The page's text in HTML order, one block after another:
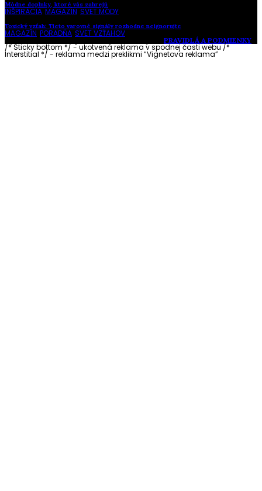
Módne doplnky, ktoré vás zahrejú
INŠPIRÁCIA MAGAZÍN SVET MÓDY
Toxický vzťah: Tieto varovné signály rozhodne neignorujte
MAGAZÍN PORADŇA SVET VZŤAHOV
PRAVIDLÁ A PODMIENKY
/* Sticky bottom */ - ukotvená reklama v spodnej časti webu/*
Interstitial */ - reklama medzi preklikmi “Vignetova reklama”